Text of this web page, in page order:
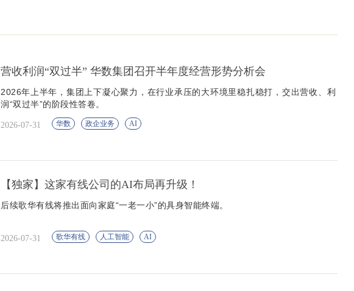
营收利润“双过半” 华数集团召开半年度经营形势分析会
2026年上半年，集团上下凝心聚力，在行业承压的大环境里稳扎稳打，交出营收、利
润“双过半”的阶段性答卷。
2026-07-31 华数 政企业务 AI
【独家】这家有线公司的AI布局再升级！
后续歌华有线将推出面向家庭“一老一小”的具身智能终端。
2026-07-31 歌华有线 人工智能 AI